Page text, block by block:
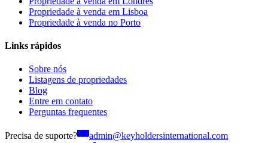
Propriedade à venda em Lisboa
Propriedade à venda no Porto
Links rápidos
Sobre nós
Listagens de propriedades
Blog
Entre em contato
Perguntas frequentes
Precisa de suporte?
admin@keyholdersinternational.com